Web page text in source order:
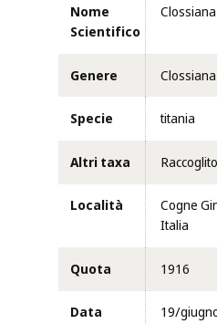
Nome
Scientifico
Genere Clossiana
Specie titania
Altri taxa
Località
Cogne
Italia
Quota 1916
Data 19/